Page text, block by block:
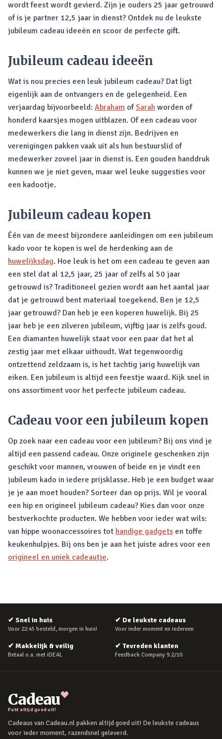
wordt feest wordt gevierd. Zijn je ouders 25 jaar getrouwd
of is je partner 12,5 jaar in dienst? Ontdek nu de leukste
jubileum cadeau ideeën en scoor de perfecte gift.
Jubileum cadeau ideeën
Wat is nou precies een leuk jubileum cadeau? Dat ligt
eigenlijk aan de ontvangers en de gelegenheid. Een
verjaardag bijvoorbeeld: Abraham ofSarah worden of
honderd kaarsjes mogen uitblazen. Of een cadeau voor
medewerkers die lang in dienst zijn. Bedrijven en
verenigingen pakken vaak uit als hun bestuurslid of
medewerker zoveel jaar in dienst is. Een gouden handdruk
kunnen we je niet geven, maar wel leuke suggesties voor
een kadootje.
Jubileum cadeau kopen
Één van de meest bijzondere aanleidingen om een jubileum
kado voor te kopen is wel de herdenking aan de
huwelijksdag. Hoe leuk is het om een cadeau te geven aan
een stel dat al 12,5 jaar, 25 jaar of zelfs al 50 jaar
getrouwd is? Traditioneel gezien wordt aan het aantal jaar
dat je getrouwd bent materiaal toegekend. Ben je 12,5
jaar getrouwd? Dan heb je een koperen huwelijk. Bij 25
jaar heb je een zilveren jubileum, vijftig jaar is zelfs goud.
Een diamanten huwelijk staat voor een paar dat het al
zestig jaar met elkaar uithoudt. Wat tegenwoordig
ontzettend zeldzaam is, is het tachtig jarig huwelijk van
eiken. Een jubileum is altijd een feestje waard. Kijk snel in
ons assortiment voor het perfecte jubileum cadeau.
Cadeau voor een jubileum kopen
Op zoek naar een cadeau voor een jubileum? Bij ons vind je
altijd een passend cadeau. Onze originele geschenken zijn
geschikt voor mannen, vrouwen of beide en je vindt een
jubileum kado in iedere prijsklasse. Heb je een budget waar
je je aan moet houden? Sorteer dan op prijs. Wil je vooral
een hip en origineel jubileum cadeau? Kies dan voor onze
bestverkochte producten. We hebben voor ieder wat wils:
van hippe woonaccessoires tot handige gadgets en toffe
keukenhulpjes. Bij ons ben je aan het juiste adres voor een
origineel en uniek cadeautje.
✔ Snel in huis
Voor 22:45 besteld, morgen in huis!
✔ De leukste cadeaus
Voor ieder moment en iedereen
✔ Makkelijk & veilig
Betaal o.a. met iDEAL
✔ Tevreden klanten
Feedback Company 9.2/10
Cadeau
Pakt altijd goed uit!
Cadeaus van Cadeau.nl pakken altijd goed uit! De leukste cadeaus
voor ieder moment, razendsnel geleverd.